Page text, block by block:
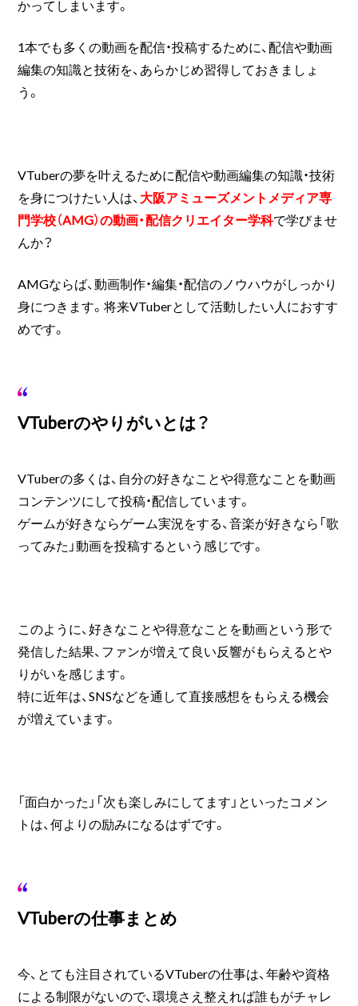
かってしまいます。
1本でも多くの動画を配信・投稿するために、配信や動画
編集の知識と技術を、あらかじめ習得しておきましょ
う。
VTuberの夢を叶えるために配信や動画編集の知識・技術
を身につけたい人は、 大阪アミューズメントメディア専
門学校（AMG）の動画・配信クリエイター学科で学びませ
んか？
AMGならば、動画制作・編集・配信のノウハウがしっかり
身につきます。将来VTuberとして活動したい人におすす
めです。
VTuberのやりがいとは？
VTuberの多くは、自分の好きなことや得意なことを動画
コンテンツにして投稿・配信しています。
ゲームが好きならゲーム実況をする、音楽が好きなら「歌
ってみた」動画を投稿するという感じです。
このように、好きなことや得意なことを動画という形で
発信した結果、ファンが増えて良い反響がもらえるとや
りがいを感じます。
特に近年は、SNSなどを通して直接感想をもらえる機会
が増えています。
「面白かった」「次も楽しみにしてます」といったコメン
トは、何よりの励みになるはずです。
VTuberの仕事まとめ
今、とても注目されているVTuberの仕事は、年齢や資格
による制限がないので、環境さえ整えれば誰もがチャレ